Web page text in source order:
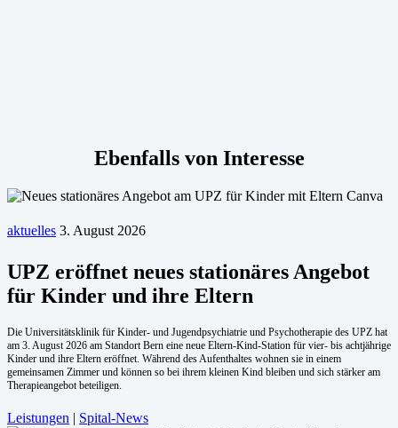
Ebenfalls von Interesse
aktuelles 3. August 2026
UPZ eröffnet neues stationäres Angebot
für Kinder und ihre Eltern
Die Universitätsklinik für Kinder- und Jugendpsychiatrie und Psychotherapie des UPZ hat
am 3. August 2026 am Standort Bern eine neue Eltern-Kind-Station für vier- bis achtjährige
Kinder und ihre Eltern eröffnet. Während des Aufenthaltes wohnen sie in einem
gemeinsamen Zimmer und können so bei ihrem kleinen Kind bleiben und sich stärker am
Therapieangebot beteiligen.
Leistungen | Spital-News